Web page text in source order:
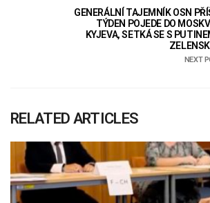
GENERÁLNÍ TAJEMNÍK OSN
TÝDEN POJEDE DO
KYJEVA, SETKÁ SE S
NEXT
RELATED ARTICLES